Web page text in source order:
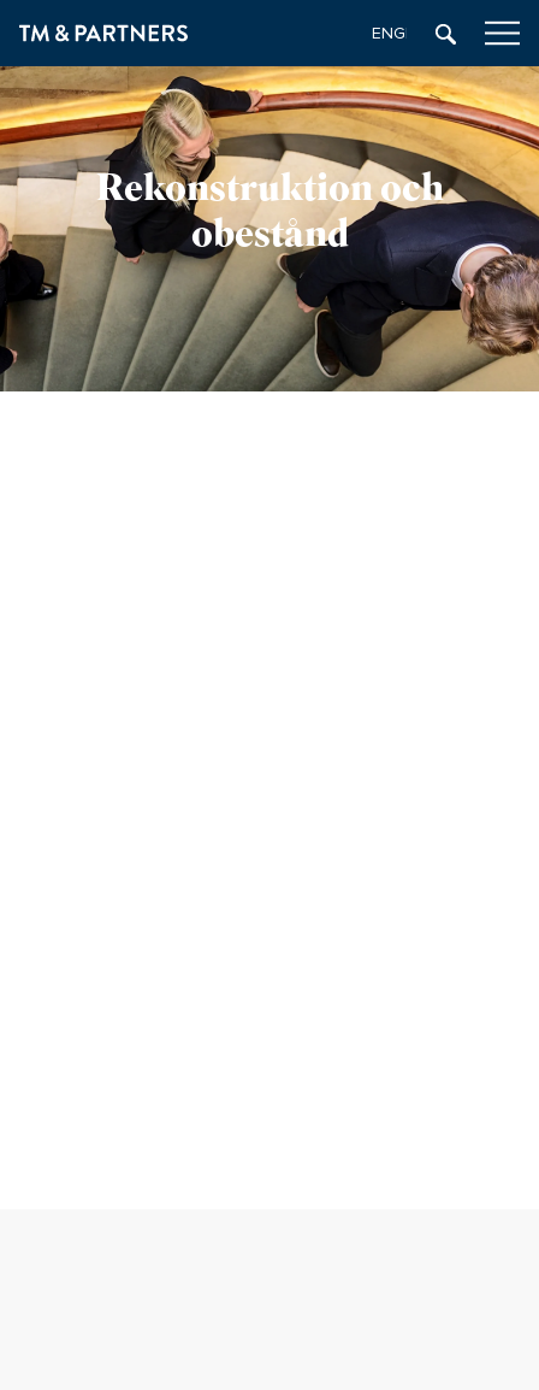
ENGELSKA
Rekonstruktion och
obestånd